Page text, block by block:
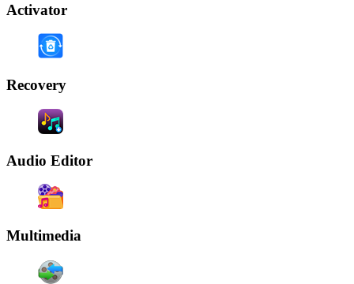
Activator
Recovery
Audio Editor
Multimedia